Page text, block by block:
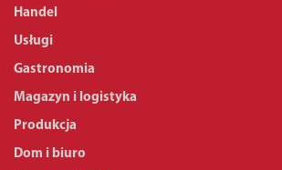
Handel
Usługi
Gastronomia
Magazyn i logistyka
Produkcja
Dom i biuro